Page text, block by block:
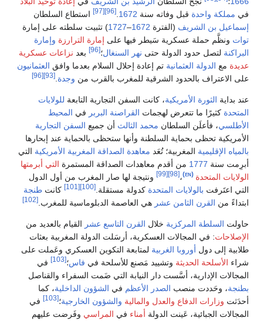
واحدةقبل وفاته سنة1672
.
استطاع السلطان
بن الشريف(الفترة1672
–
1727) تثبيت سلطته على إمارة
حملة عسكرية سَيطر فيها على إمارة الترارزة وإمارة
لتصل حدود الدولة حتىنهر السنغال؛ بعدنزاعات عسكرية
الدولة العثمانيةتم إعادة إحلال السلام بعدما وافقالعثمانيون
بالحدود الشرقية للمغرب بالقرب منوجدة.
الثورة الأمريكية، كانت السفن التجارية التابعة للولايات
كثيرًا ما تتعرض لهجمات القراصنة البربرفي المحيط
، فأعلَن السلطان محمد الثالثأن جميعالسفن التجارية
تحظى بحماية السلطنة وأنها ستحظى بالحماية عند إبحارها
الإقليميةالمغربية؛ تُعَدمعاهدة الصداقة المغربية الأمريكيةالتي
سنة1777 من أقدم معاهدات الصداقة المستمرة التي أبرمتها
المتحدة
،
ونتيجة لها صار المغرب من أول الدول
بالولايات المتحدةكدولة مستقلة. كانتطنجة
القرن الثامن عشرهي العاصمة الدبلوماسية للمغرب.
السلطة المركزيةخلالالقرن التاسع عشرالقيام بالعديد من
: في المجالات العسكرية، أرسَلت الدولة المغربية بعثات
إلى دولأوروبا الغربية لمتابعة التكوين العسكري وعَملت على
الأسلحة الحديثةوتشييد مَصنع للأسلحة فيفاس؛
في
الإدارية، أسَّست دار النيابة التي ضَمت السفراء والقناصل
، وحَددت منصبالصدر الأعظمفيالشؤون الداخلية، كما
وزارات الدفاع والعدل والمالية والشؤون الخارجية؛
في
الجبائية، عَينت الدولةأمناءفي المراسي وفَرضت عليهم